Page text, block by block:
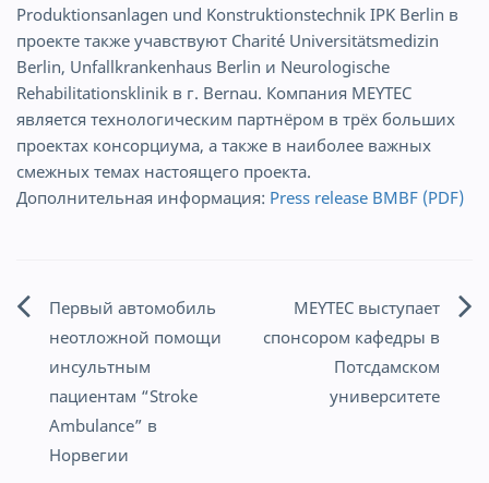
Produktionsanlagen und Konstruktionstechnik IPK Berlin в
проекте также учавствуют Charité Universitätsmedizin
Berlin, Unfallkrankenhaus Berlin и Neurologische
Rehabilitationsklinik в г. Bernau. Компания MEYTEC
является технологическим партнёром в трёх больших
проектах консорциума, а также в наиболее важных
смежных темах настоящего проекта.
Дополнительная информация: Press release BMBF (PDF)
Навигация
по
записям
Первый автомобиль
неотложной помощи
инсультным
пациентам “Stroke
Ambulance” в
Норвегии
MEYTEC выступает
спонсором кафедры в
Потсдамском
университете